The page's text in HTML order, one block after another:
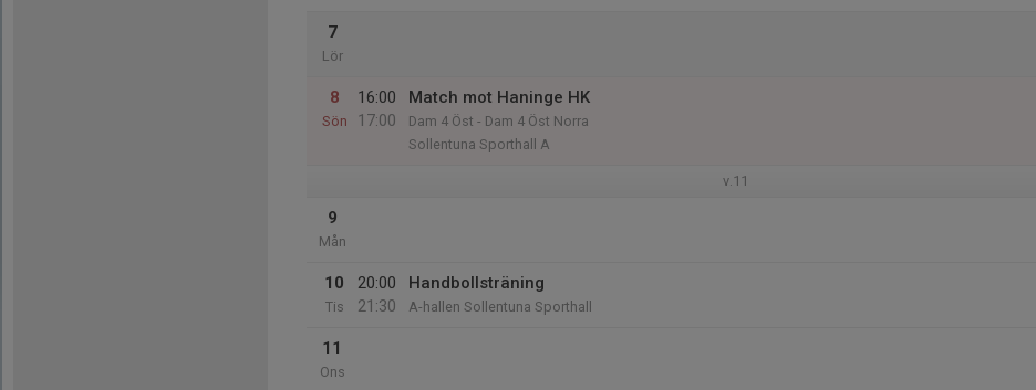
7
Lör
8
Sön
16:00
17:00
Match mot Haninge HK
Dam 4 Öst - Dam 4 Öst Norra
Sollentuna Sporthall A
v.11
9
Mån
10
Tis
20:00
21:30
Handbollsträning
A-hallen Sollentuna Sporthall
11
Ons